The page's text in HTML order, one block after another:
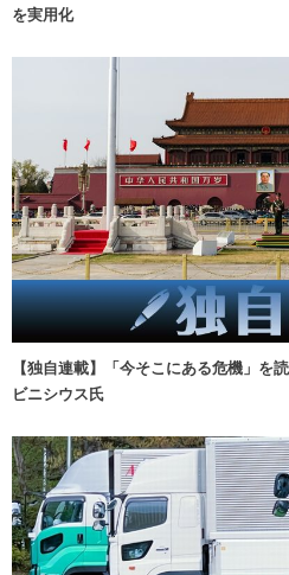
を実用化
【独自連載】「今そこにある危機」
ビニシウス氏